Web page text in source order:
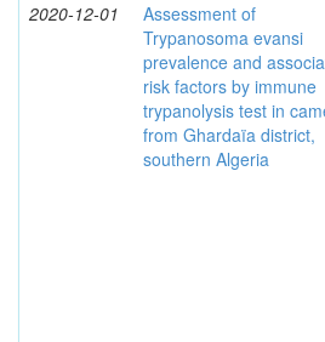
2020-12-01
Assessment of
Trypanosoma evansi
prevalence and
risk factors by immune
trypanolysis test in
from Ghardaïa district,
southern Algeria